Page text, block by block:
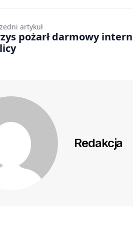
artykuł
pożarł darmowy
Redakcja